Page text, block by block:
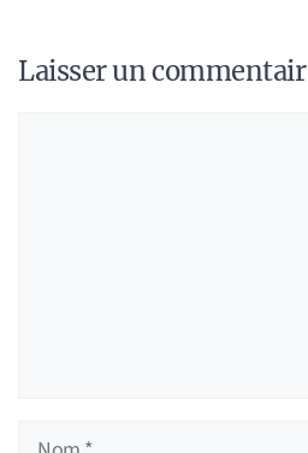
Laisser un
Nom